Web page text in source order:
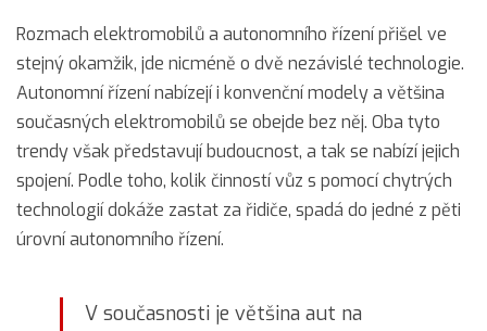
Rozmach elektromobilů a autonomního řízení přišel ve
stejný okamžik, jde nicméně o dvě nezávislé technologie.
Autonomní řízení nabízejí i konvenční modely a většina
současných elektromobilů se obejde bez něj. Oba tyto
trendy však představují budoucnost, a tak se nabízí jejich
spojení. Podle toho, kolik činností vůz s pomocí chytrých
technologií dokáže zastat za řidiče, spadá do jedné z pěti
úrovní autonomního řízení.
V současnosti je většina aut na